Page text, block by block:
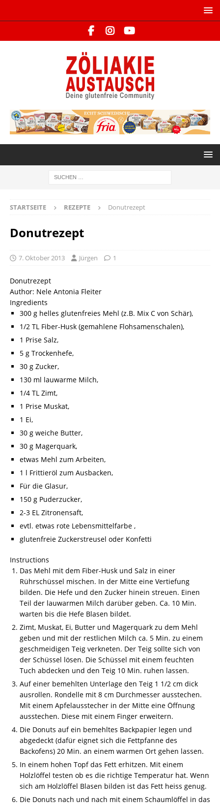
STARTSEITE REZEPTE Donutrezept
Donutrezept
7. Oktober 2013 Jürgen 1
Donutrezept
Author: Nele Antonia Fleiter
Ingredients
300 g helles glutenfreies Mehl (z.B. Mix C von Schär),
1/2 TL Fiber-Husk (gemahlene Flohsamenschalen),
1 Prise Salz,
5 g Trockenhefe,
30 g Zucker,
130 ml lauwarme Milch,
1/4 TL Zimt,
1 Prise Muskat,
1 Ei,
30 g weiche Butter,
30 g Magerquark,
etwas Mehl zum Arbeiten,
1 l Frittieröl zum Ausbacken,
Für die Glasur,
150 g Puderzucker,
2-3 EL Zitronensaft,
evtl. etwas rote Lebensmittelfarbe ,
glutenfreie Zuckerstreusel oder Konfetti
Instructions
Das Mehl mit dem Fiber-Husk und Salz in einer
Rührschüssel mischen. In der Mitte eine Vertiefung
bilden. Die Hefe und den Zucker hinein streuen. Einen
Teil der lauwarmen Milch darüber geben. Ca. 10 Min.
warten bis die Hefe Blasen bildet.
Zimt, Muskat, Ei, Butter und Magerquark zu dem Mehl
geben und mit der restlichen Milch ca. 5 Min. zu einem
geschmeidigen Teig verkneten. Der Teig sollte sich von
der Schüssel lösen. Die Schüssel mit einem feuchten
Tuch abdecken und den Teig 10 Min. ruhen lassen.
Auf einer bemehlten Unterlage den Teig 1 1/2 cm dick
ausrollen. Rondelle mit 8 cm Durchmesser ausstechen.
Mit einem Apfelausstecher in der Mitte eine Öffnung
ausstechen. Diese mit einem Finger erweitern.
Die Donuts auf ein bemehltes Backpapier legen und
abgedeckt (dafür eignet sich die Fettpfanne des
Backofens) 20 Min. an einem warmen Ort gehen lassen.
In einem hohen Topf das Fett erhitzen. Mit einem
Holzlöffel testen ob es die richtige Temperatur hat. Wenn
sich am Holzlöffel Blasen bilden ist das Fett heiss genug.
Die Donuts nach und nach mit einem Schaumlöffel in das